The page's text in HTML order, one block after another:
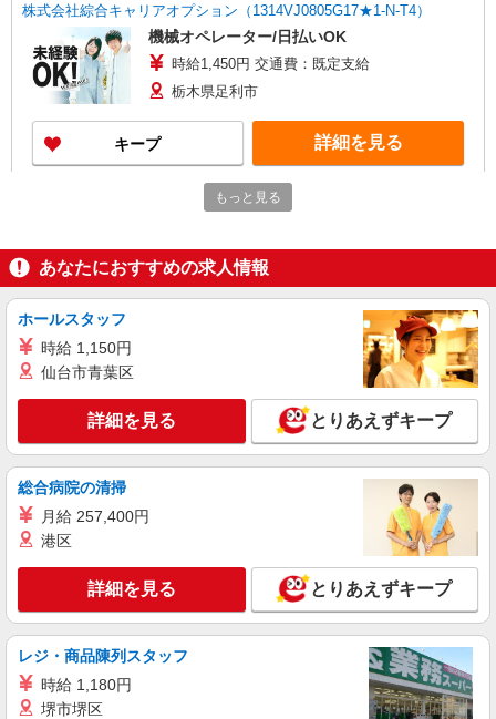
株式会社綜合キャリアオプション（1314VJ0805G17★1-N-T4）
機械オペレーター/日払いOK
時給1,450円 交通費：既定支給
栃木県足利市
キープ 詳細を見る
株式会社綜合キャリアオプション（1314VJ0805G16★79-N-T4）
時給1,250円 交通費：既定支給
栃木県足利市
キープ 詳細を見る
派遣社員
株式会社綜合キャリアオプション（1314VJ0805G17★24-N-T4）
半導体装置の組立・配線・調整/日払いOK
詳細を見る
株式会社綜合キャリアオプション（1314VJ0805G17★6-N-T4）
組立・加工・食品製造など/日払いOK
時給1,500円 交通費：既定支給
もっと見る
あなたにおすすめの求人情報
ホールスタッフ
時給 1,150円
仙台市青葉区
詳細を見る とりあえずキープ
総合病院の清掃
月給 257,400円
港区
詳細を見る とりあえずキープ
レジ・商品陳列スタッフ
時給 1,180円
堺市堺区